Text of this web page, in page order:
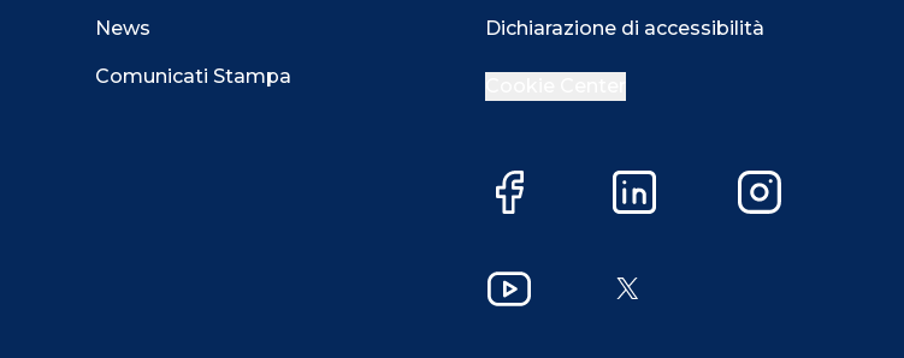
News
Comunicati Stampa
Dichiarazione di accessibilità
Facebook LinkedIn Instagram
YouTube X
Accetta Più opzioni